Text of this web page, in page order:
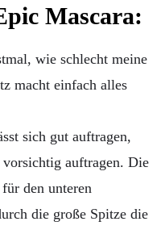
Mascara:
wie schlecht meine
macht einfach alles
sich gut auftragen,
auftragen. Die
den unteren
die große Spitze die